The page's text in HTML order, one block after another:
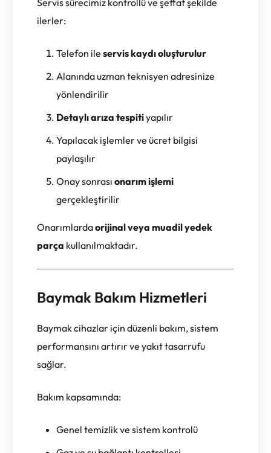
ilerler:
Telefon ile servis kaydı oluşturulur
Alanında uzman teknisyen adresinize
yönlendirilir
Detaylı arıza tespitiyapılır
Yapılacak işlemler ve ücret bilgisi
paylaşılır
Onay sonrası onarım işlemi
gerçekleştirilir
Onarımlardaorijinal veya muadil yedek
parça kullanılmaktadır.
Baymak Bakım Hizmetleri
Baymak cihazlar için düzenli bakım, sistem
performansını artırır ve yakıt tasarrufu
sağlar.
Bakım kapsamında:
Genel temizlik ve sistem kontrolü